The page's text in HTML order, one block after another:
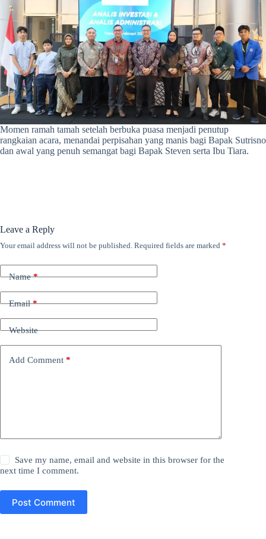
Momen ramah tamah setelah berbuka puasa menjadi penutup
rangkaian acara, menandai perpisahan yang manis bagi Bapak Sutrisno
dan awal yang penuh semangat bagi Bapak Steven serta Ibu Tiara.
Leave a Reply
Your email address will not be published. Required fields are marked *
Name*
Email*
Website
Add Comment *
Save my name, email and website in this browser for the
next time I comment.
Post Comment